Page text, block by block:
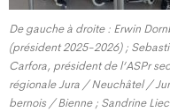
De gauche à droite : Erwin
(président 2025-2026) ;
Carfora, président de l’ASPr
régionale Jura / Neuchâtel /
bernois / Bienne ; Sandrine